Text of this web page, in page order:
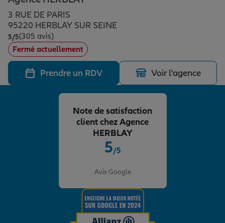
Assurance emprunteur
Prévoyance et dépendance
Assurance animal de compagnie
Protection de la famille
Protection juridique
Épargne & retraite
Plan épargne retraite
Assurance vie
Placements financiers
Investissements immobiliers
Transmission
Vos projets
Partir en vacances
Départ à la retraite
Conseil assurance
Assurance habitation
Allianz en France
3 RUE DE PARIS
95220 HERBLAY SUR SEINE
5/5Note de 5 sur 5
(305 avis)
Fermé actuellement
Prendre un RDV Voir l'agence
5/5
Avis Google
Note de satisfaction
client chez Agence
HERBLAY